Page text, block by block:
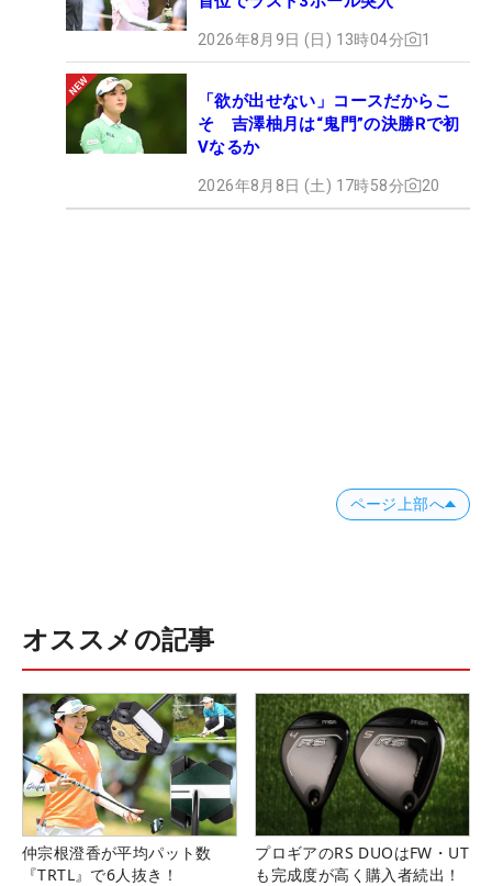
2026年8月9日 (日) 13時04分 1
「欲が出せない」コースだからこ
そ 吉澤柚月は“鬼門”の決勝Rで初
Vなるか
2026年8月8日 (土) 17時58分 20
ページ上部へ
オススメの記事
仲宗根澄香が平均パット数
『TRTL』で6人抜き！
プロギアのRS DUOはFW・UT
も完成度が高く購入者続出！